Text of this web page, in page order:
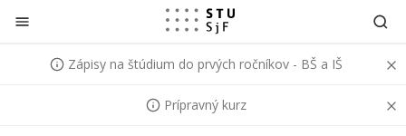
Prejsť na obsah
Zápisy na štúdium do prvých ročníkov - BŠ a IŠ
Prípravný kurz